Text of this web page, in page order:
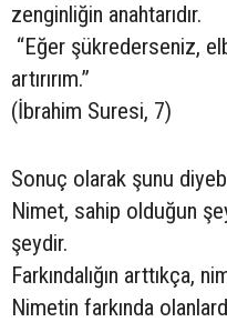
zenginliğin anahtarıdır.
“Eğer şükrederseniz,
artırırım.”
(İbrahim Suresi, 7)
Sonuç olarak şunu
Nimet, sahip olduğun
şeydir.
Farkındalığın arttıkça,
Nimetin farkında